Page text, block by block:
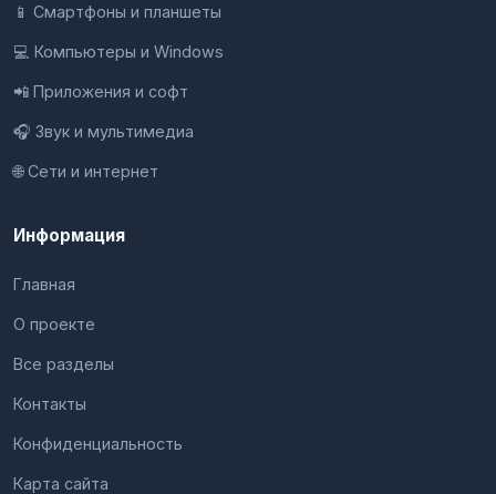
📱 Смартфоны и планшеты
💻 Компьютеры и Windows
📲 Приложения и софт
🎧 Звук и мультимедиа
🌐 Сети и интернет
Информация
Главная
О проекте
Все разделы
Контакты
Конфиденциальность
Карта сайта